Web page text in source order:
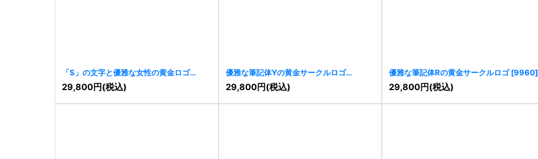
「S」の文字と優雅な女性の黄金ロゴ
[10515]
29,800円(税込)
優雅な筆記体Yの黄金サークルロゴ
[10506]
29,800円(税込)
優雅な筆記体Rの黄金サークルロゴ [9960]
29,800円(税込)